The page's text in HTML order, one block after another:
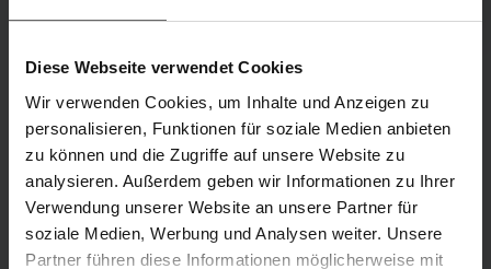
Diese Webseite verwendet Cookies
Wir verwenden Cookies, um Inhalte und Anzeigen zu
personalisieren, Funktionen für soziale Medien anbieten
zu können und die Zugriffe auf unsere Website zu
analysieren. Außerdem geben wir Informationen zu Ihrer
Verwendung unserer Website an unsere Partner für
soziale Medien, Werbung und Analysen weiter. Unsere
Partner führen diese Informationen möglicherweise mit
Unternehmensbereiche
Unsere Marken
„Unsere Ideen, die dein Leben leichter machen.“
Marke Leifheit Marke Soehnle